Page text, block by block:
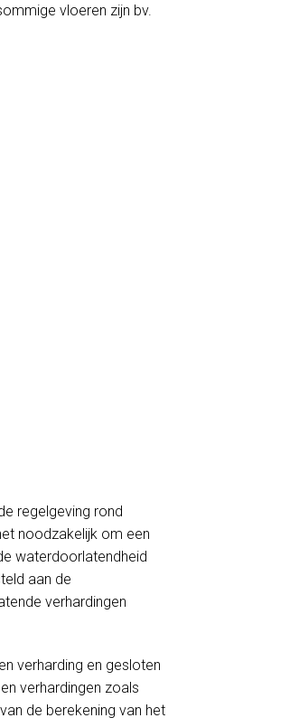
vloeren zijn bv.
regelgeving rond
noodzakelijk om een
waterdoorlatendheid
aan de
verhardingen
verharding en gesloten
verhardingen zoals
de berekening van het